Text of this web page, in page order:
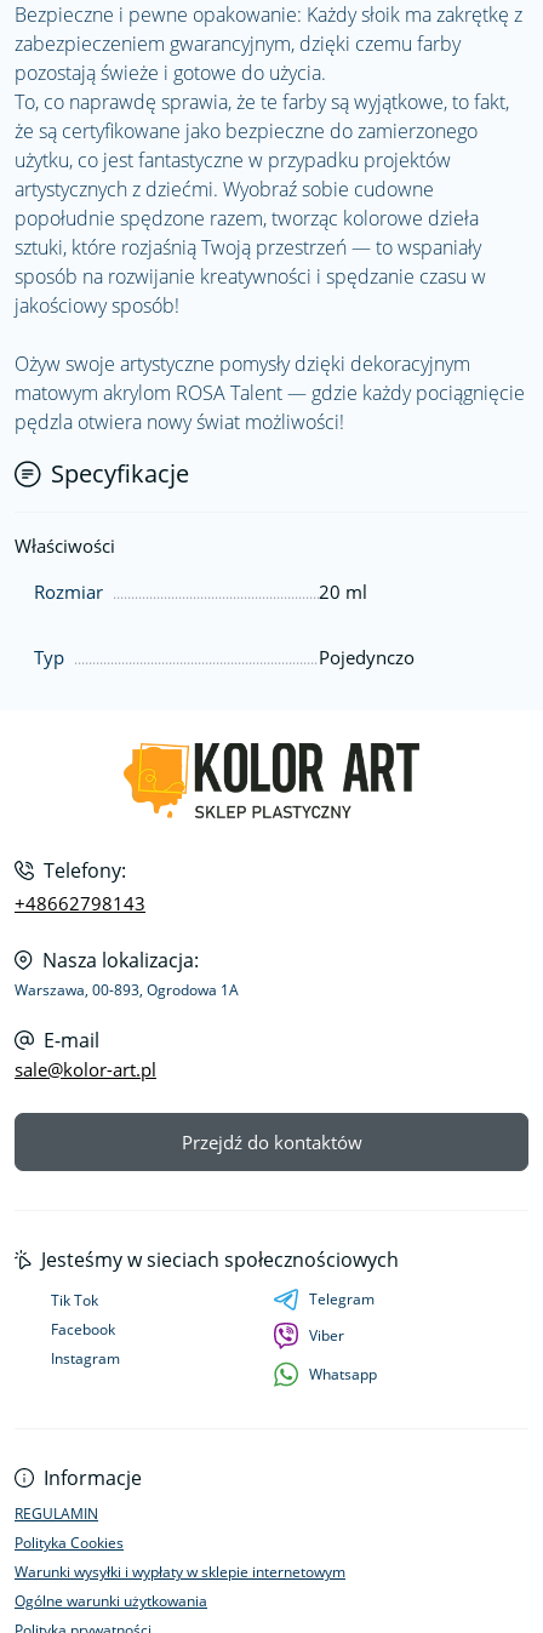
Bezpieczne i pewne opakowanie: Każdy słoik ma zakrętkę z
zabezpieczeniem gwarancyjnym, dzięki czemu farby
pozostają świeże i gotowe do użycia.
To, co naprawdę sprawia, że ​​te farby są wyjątkowe, to fakt,
że są certyfikowane jako bezpieczne do zamierzonego
użytku, co jest fantastyczne w przypadku projektów
artystycznych z dziećmi. Wyobraź sobie cudowne
popołudnie spędzone razem, tworząc kolorowe dzieła
sztuki, które rozjaśnią Twoją przestrzeń — to wspaniały
sposób na rozwijanie kreatywności i spędzanie czasu w
jakościowy sposób!
Ożyw swoje artystyczne pomysły dzięki dekoracyjnym
matowym akrylom ROSA Talent — gdzie każdy pociągnięcie
pędzla otwiera nowy świat możliwości!
Specyfikacje
Właściwości
Rozmiar
20 ml
Typ Pojedynczo
Telefony:
+48662798143
Nasza lokalizacja:
Warszawa, 00-893, Ogrodowa 1A
E-mail
sale@kolor-art.pl
Przejdź do kontaktów
Informacje
REGULAMIN
Polityka Cookies
Warunki wysyłki i wypłaty w sklepie internetowym
Ogólne warunki użytkowania
Jesteśmy w sieciach społecznościowych
Tik Tok
Facebook
Instagram
Telegram
Viber
Whatsapp